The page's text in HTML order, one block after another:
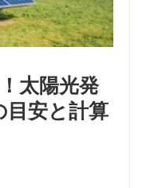
太陽光発
目安と計算